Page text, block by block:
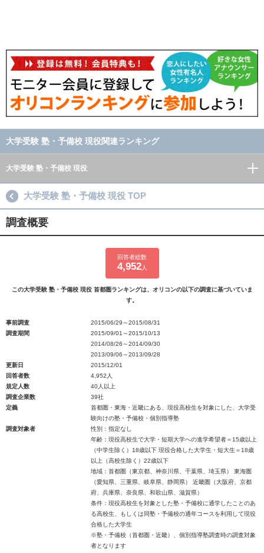
大学受験 塾・予備校 現役関連ランキング
大学受験 塾・予備校 現役
大学受験 塾・予備校 現役 TOP
調査概要
回答者総数
4,952人
この大学受験 塾・予備校 現役 首都圏ランキングは、オリコンの以下の調査に基づいていま
す。
事前調査
2015/06/29～2015/08/31
調査期間
2015/09/01～2015/10/13
2014/08/26～2014/09/30
2013/09/06～2013/09/28
更新日
2015/12/01
回答者数
4,952人
規定人数
40人以上
調査企業数
39社
定義
首都圏・東海・近畿にある、現役高校生を対象にした、大学受
験向けの塾・予備校・個別指導塾
調査対象者
性別：指定なし
年齢：現役高校生で大学・短期大学への進学希望者＝15歳以上
（中学生除く）18歳以下 現役合格した大学生・短大生＝18歳
以上（高校生除く）22歳以下
地域：首都圏（東京都、神奈川県、千葉県、埼玉県） 東海圏
（愛知県、三重県、岐阜県、静岡県） 近畿圏（大阪府、京都
府、兵庫県、奈良県、和歌山県、滋賀県）
条件：現役高校生を対象とした塾・予備校に通学したことのあ
る高校生、もしくは同塾・予備校の通年コースを利用して現役
合格した大学生
※塾・予備校（首都圏・近畿）、個別指導塾調査時の調査対象
者となります